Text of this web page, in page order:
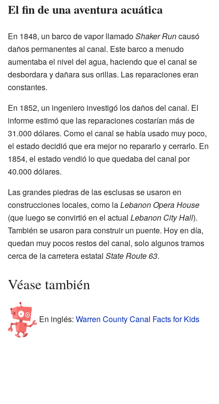
El fin de una aventura acuática
En 1848, un barco de vapor llamadoShaker Runcausó
daños permanentes al canal. Este barco a menudo
aumentaba el nivel del agua, haciendo que el canal se
desbordara y dañara sus orillas. Las reparaciones eran
constantes.
En 1852, un ingeniero investigó los daños del canal. El
informe estimó que las reparaciones costarían más de
31.000 dólares. Como el canal se había usado muy poco,
el estado decidió que era mejor no repararlo y cerrarlo. En
1854, el estado vendió lo que quedaba del canal por
40.000 dólares.
Las grandes piedras de las esclusas se usaron en
construcciones locales, como laLebanon Opera House
(que luego se convirtió en el actual Lebanon City Hall).
También se usaron para construir un puente. Hoy en día,
quedan muy pocos restos del canal, solo algunos tramos
cerca de la carretera estatal State Route 63.
Véase también
En inglés: Warren County Canal Facts for Kids